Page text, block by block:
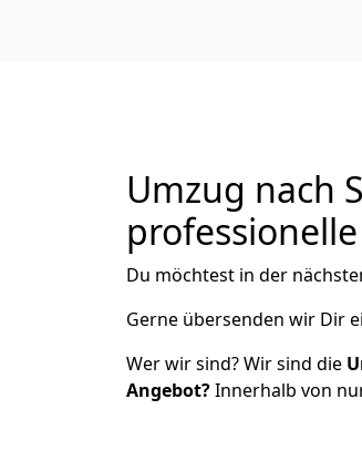
Umzug nach
Du möchtest in der
Gerne übersenden wir Dir
Wer wir sind? Wir sind die
Angebot?Innerhalb von